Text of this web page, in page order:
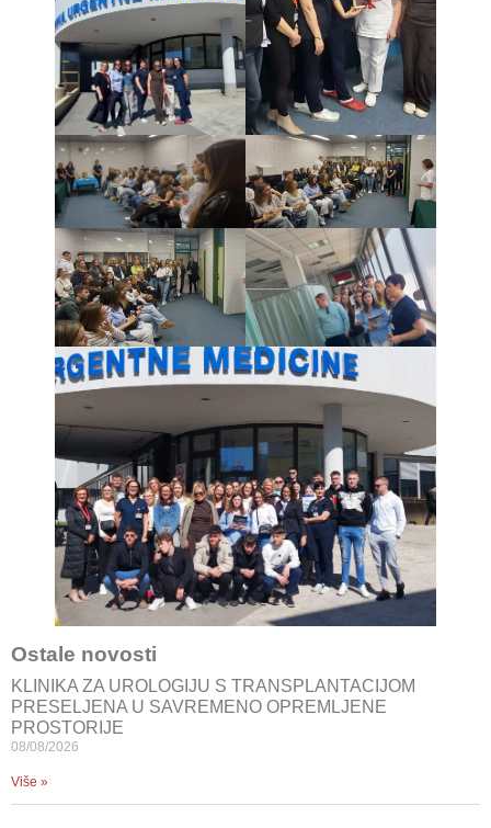
Ostale novosti
KLINIKA ZA UROLOGIJU S TRANSPLANTACIJOM
PRESELJENA U SAVREMENO OPREMLJENE
PROSTORIJE
08/08/2026
Više »